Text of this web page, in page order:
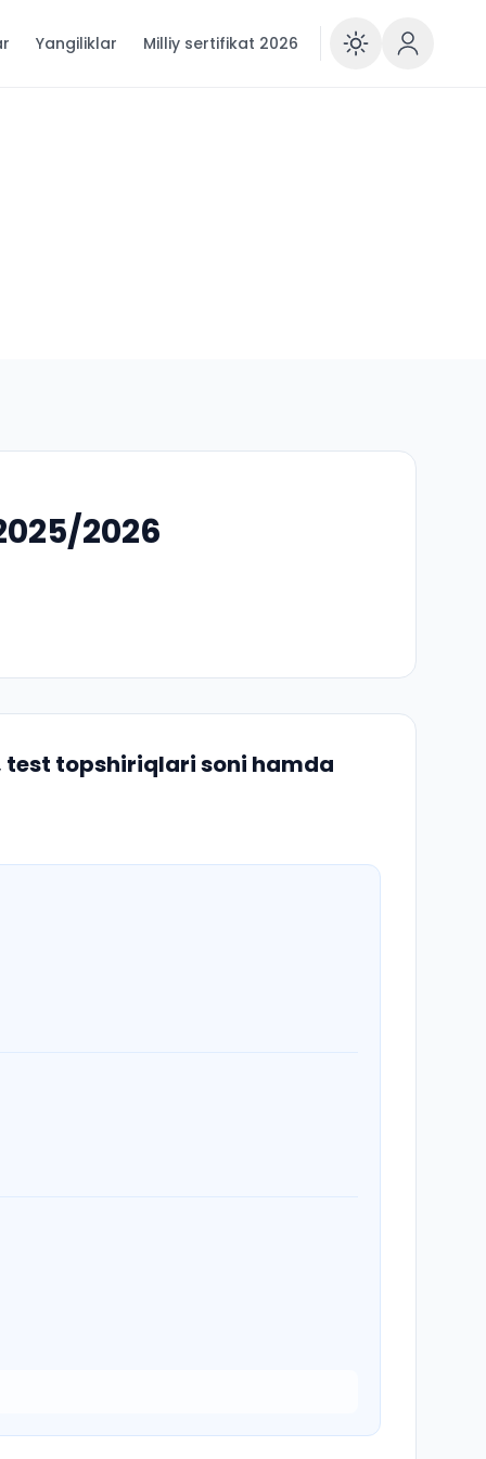
Yangiliklar Milliy sertifikat 2026
2026
topshiriqlari soni hamda